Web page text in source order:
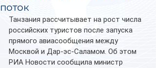
поток
Танзания рассчитывает на рост числа
российских туристов после запуска
прямого авиасообщения между
Москвой и Дар-эс-Саламом. Об этом
РИА Новости сообщила министр